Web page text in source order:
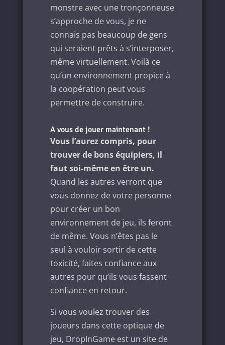
monstre avec une tronçonneuse
s’approche de vous, je ne
connais pas beaucoup de gens
qui seraient prêts à s’interposer,
même virtuellement. Voilà ce
qu’un environnement propice à
la coopération peut vous
permettre de construire.
A vous de jouer maintenant !
Vous l’aurez compris, pour
trouver de bons équipiers, il
faut soi-même en être un.
Quand les autres verront que
vous donnez de votre personne
pour créer un bon
environnement de jeu, ils feront
de même. Vous n’êtes pas le
seul à vouloir sortir de cette
toxicité, faites confiance aux
autres pour qu’ils vous fassent
confiance en retour.
Si vous voulez trouver des
joueurs dans cette optique de
jeu, DropInGame est un site de